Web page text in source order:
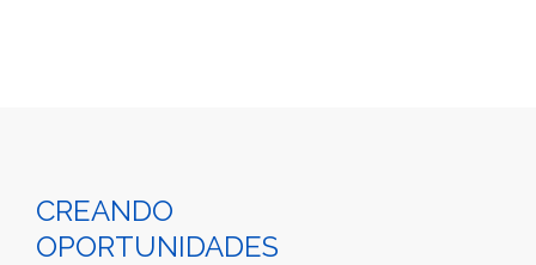
CREANDO
OPORTUNIDADES